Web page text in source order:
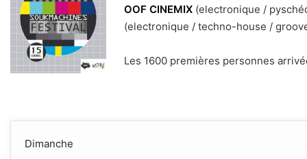
OOF CINEMIX (electronique /
(electronique / techno-house /
Les 1600 premières personnes
Dimanche